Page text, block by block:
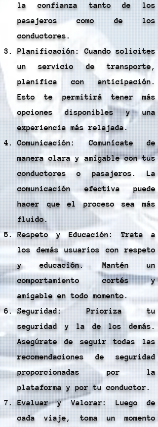
la confianza tanto de los
pasajeros como de los
conductores.
Planificación: Cuando solicites
un servicio de transporte,
planifica con anticipación.
Esto te permitirá tener más
opciones disponibles y una
experiencia más relajada.
Comunicación: Comunícate de
manera clara y amigable con tus
conductores o pasajeros. La
comunicación efectiva puede
hacer que el proceso sea más
fluido.
Respeto y Educación: Trata a
los demás usuarios con respeto
y educación. Mantén un
comportamiento cortés y
amigable en todo momento.
Seguridad: Prioriza tu
seguridad y la de los demás.
Asegúrate de seguir todas las
recomendaciones de seguridad
proporcionadas por la
plataforma y por tu conductor.
Evaluar y Valorar: Luego de
cada viaje, toma un momento